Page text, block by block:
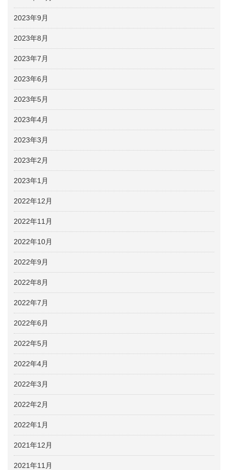
2023年9月
2023年8月
2023年7月
2023年6月
2023年5月
2023年4月
2023年3月
2023年2月
2023年1月
2022年12月
2022年11月
2022年10月
2022年9月
2022年8月
2022年7月
2022年6月
2022年5月
2022年4月
2022年3月
2022年2月
2022年1月
2021年12月
2021年11月